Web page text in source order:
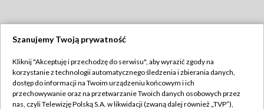
TVP
Abonament TVP
Regulamin TVP
Szanujemy Twoją prywatność
Kliknij "Akceptuję i przechodzę do serwisu", aby wyrazić zgody na
korzystanie z technologii automatycznego śledzenia i zbierania danych,
dostęp do informacji na Twoim urządzeniu końcowym i ich
przechowywanie oraz na przetwarzanie Twoich danych osobowych przez
nas, czyli Telewizję Polską S.A. w likwidacji (zwaną dalej również „TVP”),